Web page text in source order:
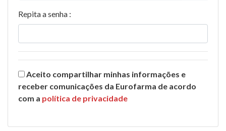
Repita a senha :
Aceito compartilhar minhas informações e
receber comunicações da Eurofarma de acordo
com a política de privacidade